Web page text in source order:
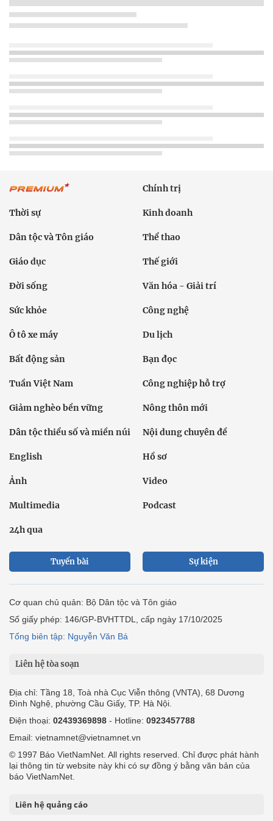
Chính trị
Thời sự Kinh doanh
Dân tộc và Tôn giáo Thể thao
Giáo dục Thế giới
Đời sống Văn hóa - Giải trí
Sức khỏe Công nghệ
Ô tô xe máy Du lịch
Bất động sản Bạn đọc
Tuần Việt Nam Công nghiệp hỗ trợ
Giảm nghèo bền vững Nông thôn mới
Dân tộc thiểu số và miền núi Nội dung chuyên đề
English Hồ sơ
Ảnh Video
Multimedia Podcast
24h qua
Tuyến bài Sự kiện
Cơ quan chủ quản: Bộ Dân tộc và Tôn giáo
Số giấy phép: 146/GP-BVHTTDL, cấp ngày 17/10/2025
Tổng biên tập: Nguyễn Văn Bá
Liên hệ tòa soạn
Địa chỉ: Tầng 18, Toà nhà Cục Viễn thông (VNTA), 68 Dương
Đình Nghệ, phường Cầu Giấy, TP. Hà Nội.
Điện thoại: 02439369898 - Hotline: 0923457788
Email: vietnamnet@vietnamnet.vn
© 1997 Báo VietNamNet. All rights reserved. Chỉ được phát hành
lại thông tin từ website này khi có sự đồng ý bằng văn bản của
báo VietNamNet.
Liên hệ quảng cáo